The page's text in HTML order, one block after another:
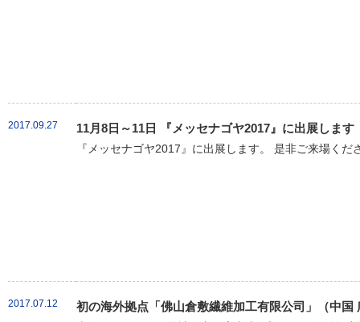
2017.09.27 11月8日～11日 『メッセナゴヤ2017』に出展します
『メッセナゴヤ2017』に出展します。 是非ご来場
2017.07.12 初の海外拠点「佛山倉敷繊維加工有限公司」（中国